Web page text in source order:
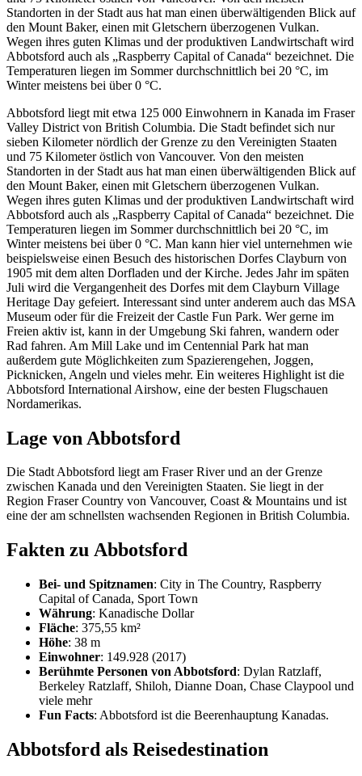
Standorten in der Stadt aus hat man einen überwältigenden Blick auf
den Mount Baker, einen mit Gletschern überzogenen Vulkan.
Wegen ihres guten Klimas und der produktiven Landwirtschaft wird
Abbotsford auch als „Raspberry Capital of Canada“ bezeichnet. Die
Temperaturen liegen im Sommer durchschnittlich bei 20 °C, im
Winter meistens bei über 0 °C.
Abbotsford liegt mit etwa 125 000 Einwohnern in Kanada im Fraser
Valley District von British Columbia. Die Stadt befindet sich nur
sieben Kilometer nördlich der Grenze zu den Vereinigten Staaten
und 75 Kilometer östlich von Vancouver. Von den meisten
Standorten in der Stadt aus hat man einen überwältigenden Blick auf
den Mount Baker, einen mit Gletschern überzogenen Vulkan.
Wegen ihres guten Klimas und der produktiven Landwirtschaft wird
Abbotsford auch als „Raspberry Capital of Canada“ bezeichnet. Die
Temperaturen liegen im Sommer durchschnittlich bei 20 °C, im
Winter meistens bei über 0 °C. Man kann hier viel unternehmen wie
beispielsweise einen Besuch des historischen Dorfes Clayburn von
1905 mit dem alten Dorfladen und der Kirche. Jedes Jahr im späten
Juli wird die Vergangenheit des Dorfes mit dem Clayburn Village
Heritage Day gefeiert. Interessant sind unter anderem auch das MSA
Museum oder für die Freizeit der Castle Fun Park. Wer gerne im
Freien aktiv ist, kann in der Umgebung Ski fahren, wandern oder
Rad fahren. Am Mill Lake und im Centennial Park hat man
außerdem gute Möglichkeiten zum Spazierengehen, Joggen,
Picknicken, Angeln und vieles mehr. Ein weiteres Highlight ist die
Abbotsford International Airshow, eine der besten Flugschauen
Nordamerikas.
Lage von Abbotsford
Die Stadt Abbotsford liegt am Fraser River und an der Grenze
zwischen Kanada und den Vereinigten Staaten. Sie liegt in der
Region Fraser Country von Vancouver, Coast & Mountains und ist
eine der am schnellsten wachsenden Regionen in British Columbia.
Fakten zu Abbotsford
Bei- und Spitznamen: City in The Country, Raspberry
Capital of Canada, Sport Town
Währung: Kanadische Dollar
Fläche: 375,55 km²
Höhe: 38 m
Einwohner: 149.928 (2017)
Berühmte Personen von Abbotsford: Dylan Ratzlaff,
Berkeley Ratzlaff, Shiloh, Dianne Doan, Chase Claypool und
viele mehr
Fun Facts: Abbotsford ist die Beerenhauptung Kanadas.
Abbotsford als Reisedestination